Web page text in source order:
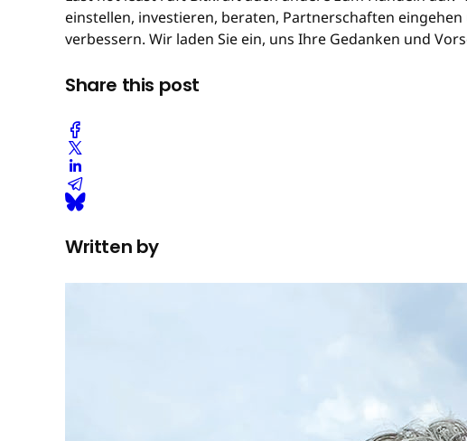
einstellen, investieren, beraten, Partnerschaften
verbessern. Wir laden Sie ein, uns Ihre Gedanken und
Share this post
Written by